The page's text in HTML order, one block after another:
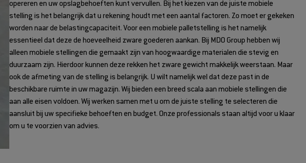
opereren en uw opslagbehoeften kunt vervullen. Bij het kiezen van de juiste mobiele
stelling is het belangrijk dat u rekening houdt met een aantal factoren. Zo moet er gekeken
worden naar de belastingcapaciteit. Voor een mobiele palletstelling is het namelijk
essentieel dat deze de hoeveelheid zware goederen aankan. Bij MDO Group hebben wij
alleen mobiele stellingen die gemaakt zijn van hoogwaardige materialen die stevig en
duurzaam zijn. Hierdoor kunnen deze rekken het zware gewicht makkelijk weerstaan. Maar
ook de afmeting van de stelling is belangrijk. U wilt namelijk wel dat deze past in de
beschikbare ruimte in uw magazijn. Wij bieden een breed scala aan mobiele stellingen die
aan alle eisen voldoen. Wij werken samen met u om de juiste stelling te selecteren die
aansluit bij uw specifieke behoeften en budget. Onze professionals staan altijd voor u klaar
om u te voorzien van advies.